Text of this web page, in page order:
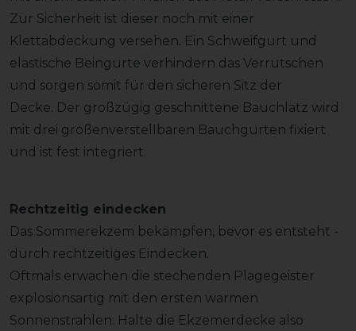
Zur Sicherheit ist dieser noch mit einer
Klettabdeckung versehen. Ein Schweifgurt und
elastische Beingurte verhindern das Verrutschen
und sorgen somit für den sicheren Sitz der
Decke. Der großzügig geschnittene Bauchlatz wird
mit drei größenverstellbaren Bauchgurten fixiert
und ist fest integriert.
Rechtzeitig eindecken
Das Sommerekzem bekämpfen, bevor es entsteht -
durch rechtzeitiges Eindecken.
Oftmals erwachen die stechenden Plagegeister
explosionsartig mit den ersten warmen
Sonnenstrahlen. Halte die Ekzemerdecke also